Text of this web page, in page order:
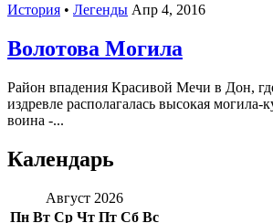
История • Легенды Апр 4, 2016
Волотова Могила
Район впадения Красивой Мечи в Дон,
издревле располагалась высокая могила-
воина -...
Календарь
Август 2026
Пн Вт Ср Чт Пт Сб Вс